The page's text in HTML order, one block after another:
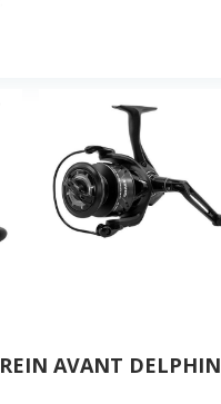
AVANT DELPHIN